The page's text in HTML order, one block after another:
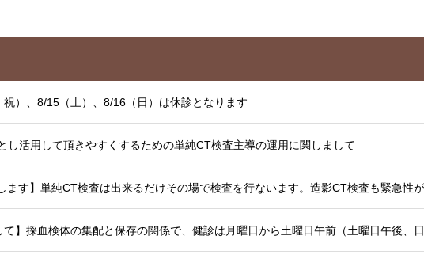
祝）、8/15（土）、8/16（日）は休診となります
し活用して頂きやすくするための単純CT検査主導の運用に関しまして
て】採血検体の集配と保存の関係で、健診は月曜日から土曜日午前（土曜日午後、